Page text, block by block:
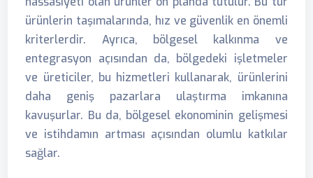
ürünlerin taşımalarında, hız ve güvenlik en önemli
kriterlerdir. Ayrıca, bölgesel kalkınma ve
entegrasyon açısından da, bölgedeki işletmeler
ve üreticiler, bu hizmetleri kullanarak, ürünlerini
daha geniş pazarlara ulaştırma imkanına
kavuşurlar. Bu da, bölgesel ekonominin gelişmesi
ve istihdamın artması açısından olumlu katkılar
sağlar.